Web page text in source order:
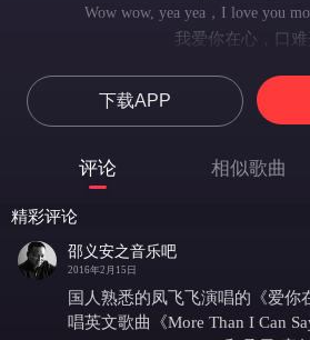
Wow wow, yea yea，I love you
我爱你在心，口难
我对你的爱一天胜
Oh, love you more than I
我爱你在心，口难
我每一天都在思念
Oh, love you more than I
Ah, don't you know I need
难道你不知道我是多么
下载APP
评论 相似歌曲
精彩评论
邵义安之音乐吧
2016年2月15日
国人熟悉的凤飞飞演唱的《爱你
唱英文歌曲《More Than I Can